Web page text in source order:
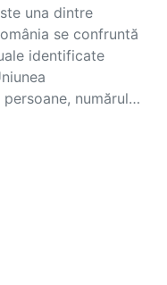
una dintre
se confruntă
identificate
numărul…